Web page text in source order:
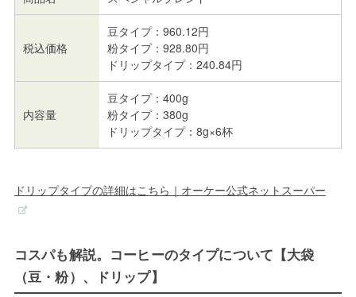
税込価格
豆タイプ：960.12円
粉タイプ：928.80円
ドリップタイプ：240.84円
内容量
豆タイプ：400g
粉タイプ：380g
ドリップタイプ：8g×6杯
ドリップタイプの詳細はこちら｜オーケー公式ネットスーパー
コスパも解説。コーヒーのタイプについて【大袋
（豆・粉）、ドリップ】